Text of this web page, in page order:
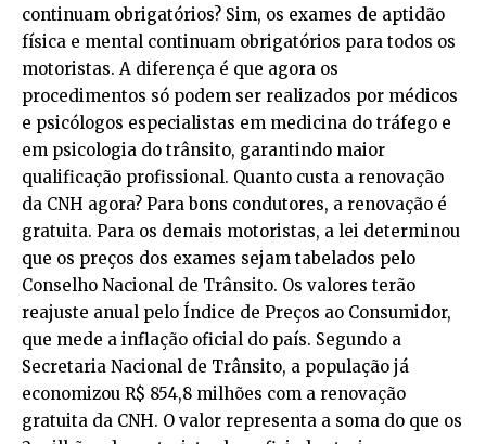
continuam obrigatórios? Sim, os exames de aptidão
física e mental continuam obrigatórios para todos os
motoristas. A diferença é que agora os
procedimentos só podem ser realizados por médicos
e psicólogos especialistas em medicina do tráfego e
em psicologia do trânsito, garantindo maior
qualificação profissional. Quanto custa a renovação
da CNH agora? Para bons condutores, a renovação é
gratuita. Para os demais motoristas, a lei determinou
que os preços dos exames sejam tabelados pelo
Conselho Nacional de Trânsito. Os valores terão
reajuste anual pelo Índice de Preços ao Consumidor,
que mede a inflação oficial do país. Segundo a
Secretaria Nacional de Trânsito, a população já
economizou R$ 854,8 milhões com a renovação
gratuita da CNH. O valor representa a soma do que os